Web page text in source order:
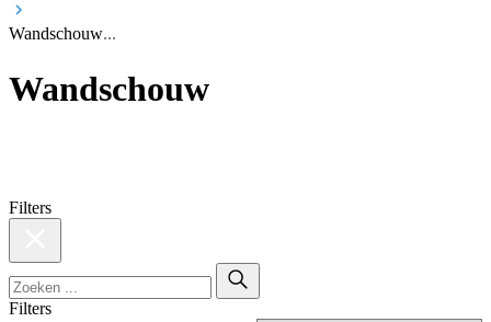
Wandschouw
Wandschouw
Filters
Filters